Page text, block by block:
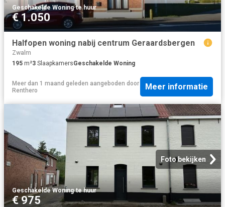
Geschakelde Woning·te huur
€ 1.050
Halfopen woning nabij centrum Geraardsbergen
Zwalm
195 m²3 SlaapkamersGeschakelde Woning
Meer dan 1 maand geleden aangeboden door
Renthero
Meer informatie
Foto bekijken
Geschakelde Woning·te huur
€ 975